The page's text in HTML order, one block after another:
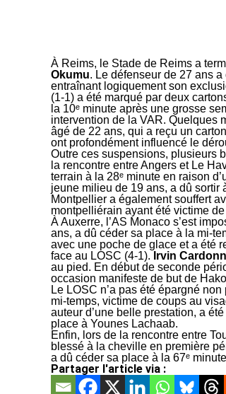
À Reims, le Stade de Reims a
Okumu. Le défenseur de 27 ans
entraînant logiquement son
(1-1) a été marqué par deux
la 10ᵉ minute après une grosse
intervention de la VAR. Quelques
âgé de 22 ans, qui a reçu un
ont profondément influencé le
Outre ces suspensions, plusieurs
la rencontre entre Angers et Le
terrain à la 28ᵉ minute en raison
jeune milieu de 19 ans, a dû sortir
Montpellier a également souffert
montpelliérain ayant été victime
À Auxerre, l’AS Monaco s’est
ans, a dû céder sa place à la mi-
avec une poche de glace et a été
face au LOSC (4-1). Irvin
au pied. En début de seconde
occasion manifeste de but de
Le LOSC n’a pas été épargné non
mi-temps, victime de coups au
auteur d’une belle prestation, a
place à Younes Lachaab.
Enfin, lors de la rencontre entre
blessé à la cheville en première
a dû céder sa place à la 67ᵉ
Partager l'article via :